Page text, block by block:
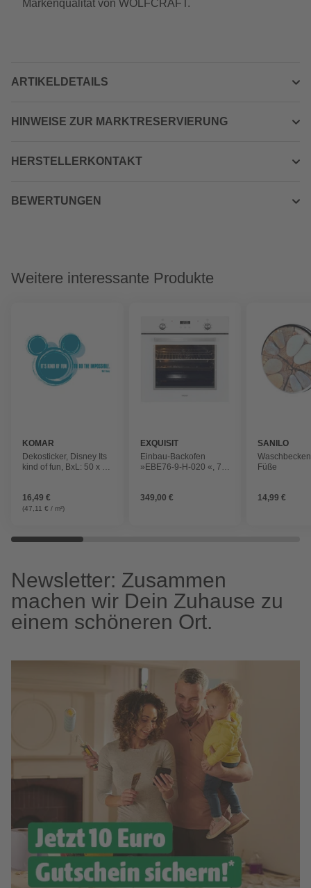
Markenqualität von WOLFCRAFT.
ARTIKELDETAILS
HINWEISE ZUR MARKTRESERVIERUNG
HERSTELLERKONTAKT
BEWERTUNGEN
Weitere interessante Produkte
KOMAR
Dekosticker, Disney Its
kind of fun, BxL: 50 x 70
16,49 €
(47,11 € / m²)
EXQUISIT
Einbau-Backofen
»EBE76-9-H-020 «, 76
349,00 €
SANILO
Füße
14,99 €
Newsletter: Zusammen
machen wir Dein Zuhause zu
einem schöneren Ort.